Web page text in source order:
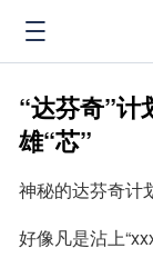
“达芬奇”计
雄“芯”
神秘的达芬奇计
好像凡是沾上